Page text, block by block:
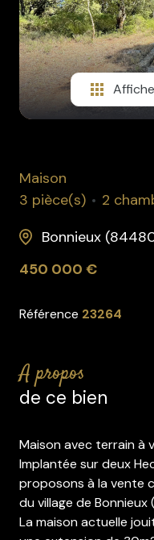
l'agence
contact
Maison
3 pièce(s)
2
Bonnieux
450 000 €
Référence 23264
a propos
de ce bien
Maison avec terrain à
Implantée sur deux
proposons à la vente
du village de Bonnieux
La maison actuelle